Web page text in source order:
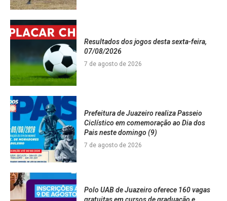
Resultados dos jogos desta sexta-feira,
07/08/2026
7 de agosto de 2026
Prefeitura de Juazeiro realiza Passeio
Ciclístico em comemoração ao Dia dos
Pais neste domingo (9)
7 de agosto de 2026
Polo UAB de Juazeiro oferece 160 vagas